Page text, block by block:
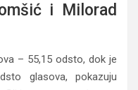
i Milorad
– 55,15 odsto, dok je
glasova, pokazuju